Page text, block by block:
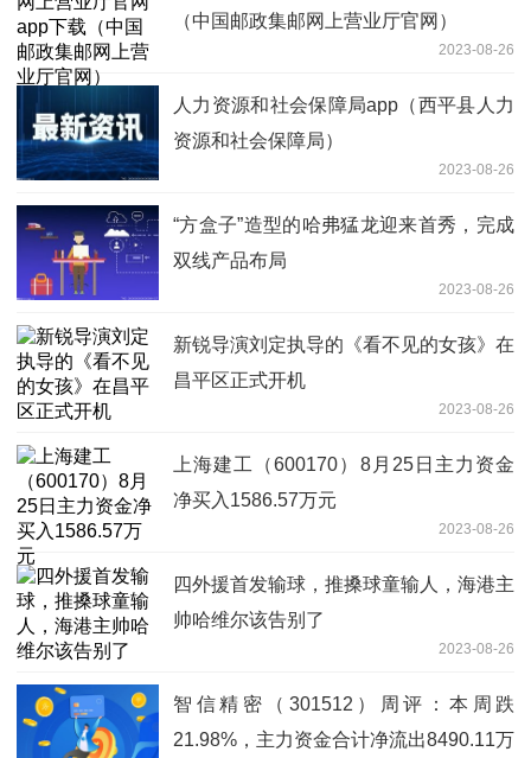
（中国邮政集邮网上营业厅官网）
2023-08-26
人力资源和社会保障局app（西平县人力
资源和社会保障局）
2023-08-26
“方盒子”造型的哈弗猛龙迎来首秀，完成
双线产品布局
2023-08-26
新锐导演刘定执导的《看不见的女孩》在
昌平区正式开机
2023-08-26
上海建工（600170）8月25日主力资金
净买入1586.57万元
2023-08-26
四外援首发输球，推搡球童输人，海港主
帅哈维尔该告别了
2023-08-26
智信精密（301512）周评：本周跌
21.98%，主力资金合计净流出8490.11万